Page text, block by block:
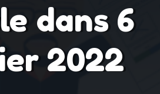
dans 6
2022